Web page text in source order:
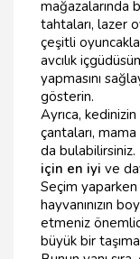
mağazalarında
tahtaları, lazer
çeşitli
avcılık
yapmasını
gösterin.
Ayrıca,
çantaları,
da bulabilirsiniz.
için en iyi ve
Seçim
hayvanınızın
etmeniz
büyük bir